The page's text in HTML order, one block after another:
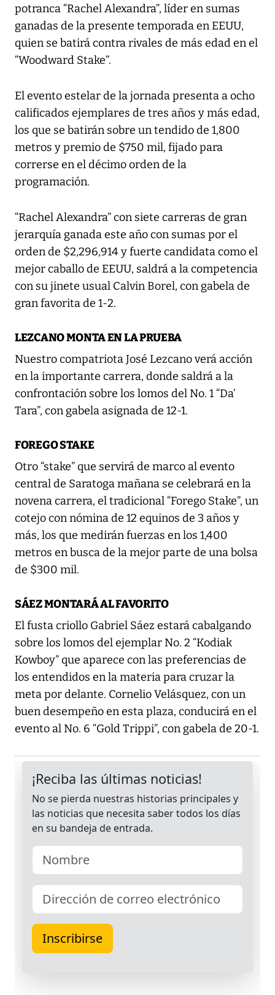
potranca “Rachel Alexandra”, líder en sumas
ganadas de la presente temporada en EEUU,
quien se batirá contra rivales de más edad en el
“Woodward Stake”.
El evento estelar de la jornada presenta a ocho
calificados ejemplares de tres años y más edad,
los que se batirán sobre un tendido de 1,800
metros y premio de $750 mil, fijado para
correrse en el décimo orden de la
programación.
“Rachel Alexandra” con siete carreras de gran
jerarquía ganada este año con sumas por el
orden de $2,296,914 y fuerte candidata como el
mejor caballo de EEUU, saldrá a la competencia
con su jinete usual Calvin Borel, con gabela de
gran favorita de 1-2.
LEZCANO MONTA EN LA PRUEBA
Nuestro compatriota José Lezcano verá acción
en la importante carrera, donde saldrá a la
confrontación sobre los lomos del No. 1 “Da’
Tara”, con gabela asignada de 12-1.
FOREGO STAKE
Otro “stake” que servirá de marco al evento
central de Saratoga mañana se celebrará en la
novena carrera, el tradicional “Forego Stake”, un
cotejo con nómina de 12 equinos de 3 años y
más, los que medirán fuerzas en los 1,400
metros en busca de la mejor parte de una bolsa
de $300 mil.
SÁEZ MONTARÁ AL FAVORITO
El fusta criollo Gabriel Sáez estará cabalgando
sobre los lomos del ejemplar No. 2 “Kodiak
Kowboy” que aparece con las preferencias de
los entendidos en la materia para cruzar la
meta por delante. Cornelio Velásquez, con un
buen desempeño en esta plaza, conducirá en el
evento al No. 6 “Gold Trippi”, con gabela de 20-1.